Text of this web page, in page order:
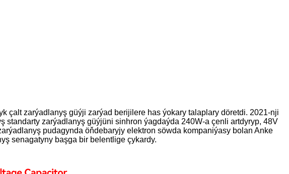
çalt zarýadlanyş güýji zarýad berijilere has ýokary talaplary döretdi. 2021-nji
zarýadlanyş güýjüni sinhron ýagdaýda 240W-a çenli artdyryp, 48V
pudagynda öňdebaryjy elektron söwda kompaniýasy bolan Anke
senagatyny başga bir belentlige çykardy.